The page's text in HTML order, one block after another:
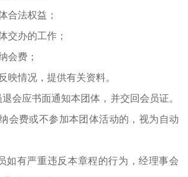
法权益；
办的工作；
费；
情况，提供有关资料。
退会应书面通知本团体，并交回会员证。
会费或不参加本团体活动的，视为自动
如有严重违反本章程的行为，经理事会